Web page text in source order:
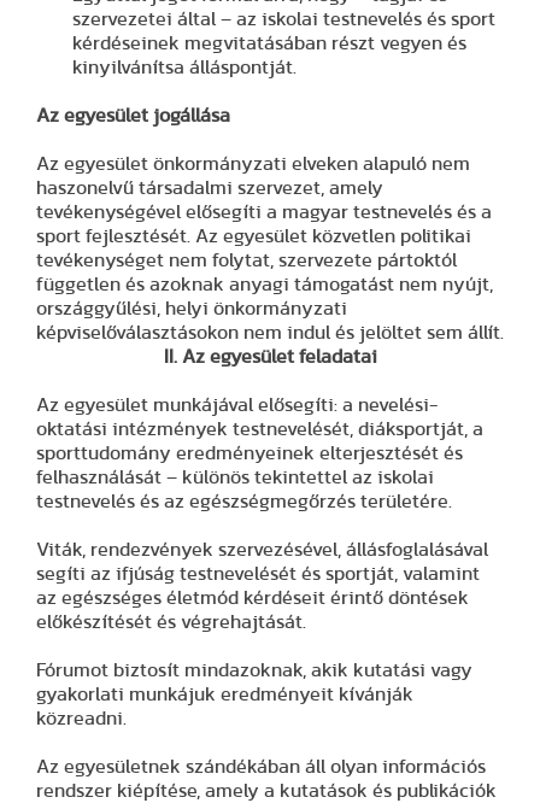
szervezetei által – az iskolai testnevelés és sport
kérdéseinek megvitatásában részt vegyen és
kinyilvánítsa álláspontját.
Az egyesület jogállása
Az egyesület önkormányzati elveken alapuló nem
haszonelvű társadalmi szervezet, amely
tevékenységével elősegíti a magyar testnevelés és a
sport fejlesztését. Az egyesület közvetlen politikai
tevékenységet nem folytat, szervezete pártoktól
független és azoknak anyagi támogatást nem nyújt,
országgyűlési, helyi önkormányzati
képviselőválasztásokon nem indul és jelöltet sem állít.
II. Az egyesület feladatai
Az egyesület munkájával elősegíti: a nevelési-
oktatási intézmények testnevelését, diáksportját, a
sporttudomány eredményeinek elterjesztését és
felhasználását – különös tekintettel az iskolai
testnevelés és az egészségmegőrzés területére.
Viták, rendezvények szervezésével, állásfoglalásával
segíti az ifjúság testnevelését és sportját, valamint
az egészséges életmód kérdéseit érintő döntések
előkészítését és végrehajtását.
Fórumot biztosít mindazoknak, akik kutatási vagy
gyakorlati munkájuk eredményeit kívánják
közreadni.
Az egyesületnek szándékában áll olyan információs
rendszer kiépítése, amely a kutatások és publikációk